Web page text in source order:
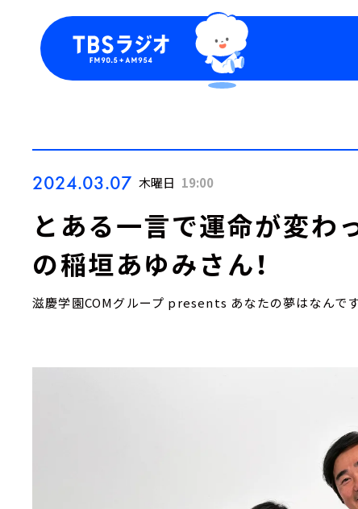
2024.03.07 木曜日 19:00
とある一言で運命が変わ
の稲垣あゆみさん！
滋慶学園COMグループ presents あなたの夢はなんで